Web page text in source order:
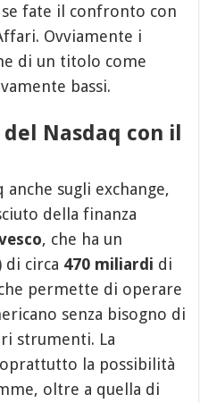
fate il confronto con
Ovviamente i
di un titolo come
bassi.
Nasdaq con il
anche sugli exchange,
della finanza
, che ha un
di circa 470 miliardi di
permette di operare
senza bisogno di
strumenti. La
la possibilità
oltre a quella di